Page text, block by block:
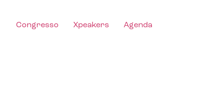
Congresso Xpeakers Agenda